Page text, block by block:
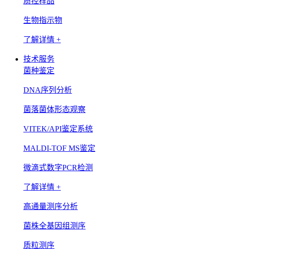
生物指示物
了解详情 +
技术服务
菌种鉴定
DNA序列分析
菌落菌体形态观察
VITEK/API鉴定系统
MALDI-TOF MS鉴定
微滴式数字PCR检测
了解详情 +
高通量测序分析
菌株全基因组测序
质粒测序